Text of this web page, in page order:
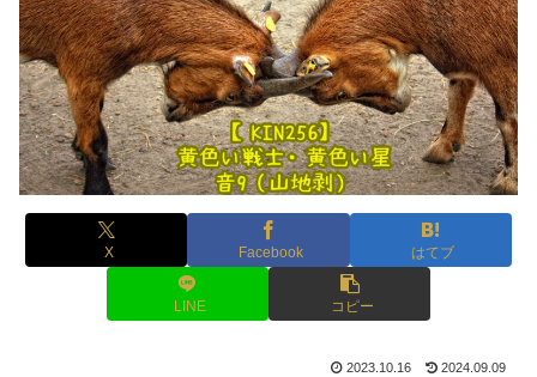
X Facebook はてブ
LINE コピー
2023.10.16 2024.09.09